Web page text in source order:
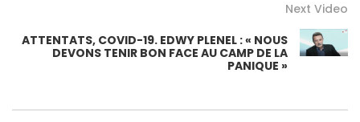
Next Video
ATTENTATS, COVID-19. EDWY PLENEL : « NOUS
DEVONS TENIR BON FACE AU CAMP DE LA
PANIQUE »